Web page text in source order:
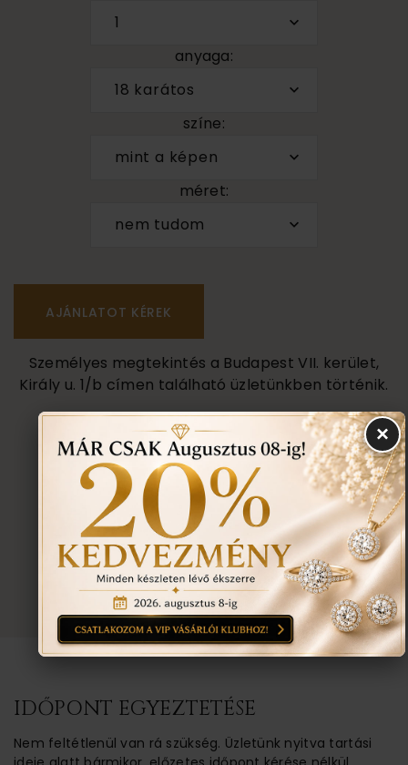
1
anyaga:
18 karátos
színe:
mint a képen
méret:
nem tudom
Személyes megtekintés a Budapest VII. kerület,
Király u. 1/b címen található üzletünkben történik.
VISSZA A TERMÉKEKHEZ
EGYEZTETÉS
TOVÁBBI INFORMÁCIÓ
TUDNIVALÓK
IDŐPONT EGYEZTETÉSE
Nem feltétlenül van rá szükség. Üzletünk nyitva tartási
×